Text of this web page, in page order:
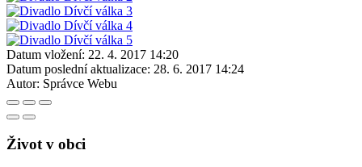
Datum vložení: 22. 4. 2017 14:20
Datum poslední aktualizace: 28. 6. 2017 14:24
Autor: Správce Webu
Život v obci